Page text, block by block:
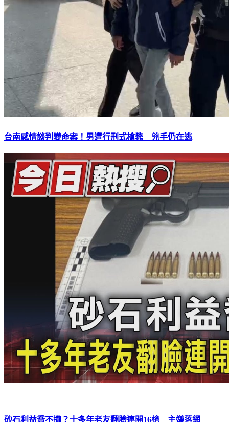
台南感情談判變命案！男遭行刑式槍斃 兇手仍在逃
砂石利益喬不攏？十多年老友翻臉連開16槍 主嫌落網